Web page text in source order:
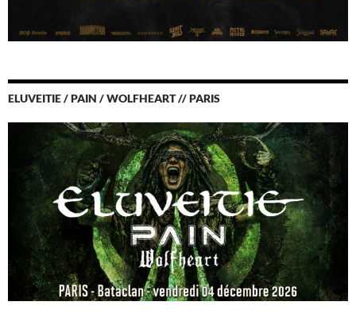
ELUVEITIE / PAIN / WOLFHEART // PARIS